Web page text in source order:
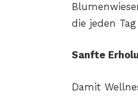
die jeden
Sanfte
Damit